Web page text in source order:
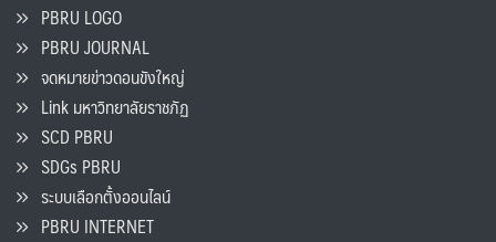
PBRU LOGO
PBRU JOURNAL
จดหมายข่าวดอนขังใหญ่
Link มหาวิทยาลัยราชภัฏ
SCD PBRU
SDGs PBRU
ระบบเลือกตั้งออนไลน์
PBRU INTERNET